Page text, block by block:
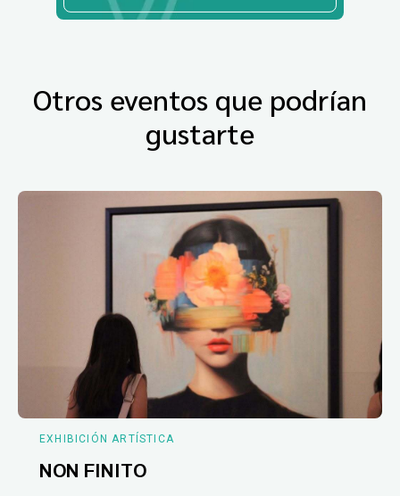
Otros eventos que podrían
gustarte
EXHIBICIÓN ARTÍSTICA
NON FINITO